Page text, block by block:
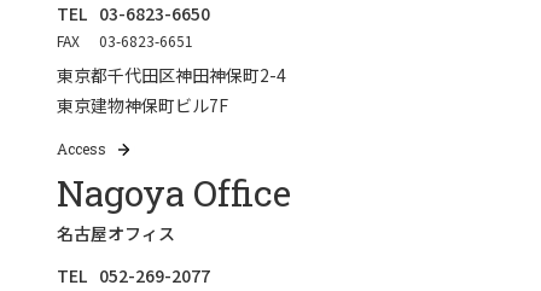
TEL 03-6823-6650
FAX 03-6823-6651
東京都千代田区神田神保町2-4
東京建物神保町ビル7F
Access
Nagoya Office
名古屋オフィス
TEL 052-269-2077